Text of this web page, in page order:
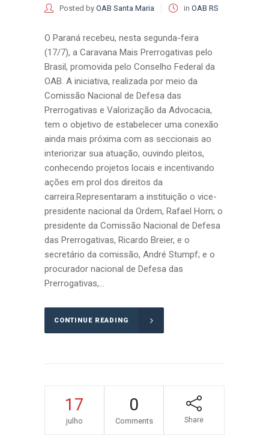
Posted by OAB Santa Maria in OAB RS
O Paraná recebeu, nesta segunda-feira
(17/7), a Caravana Mais Prerrogativas pelo
Brasil, promovida pelo Conselho Federal da
OAB. A iniciativa, realizada por meio da
Comissão Nacional de Defesa das
Prerrogativas e Valorização da Advocacia,
tem o objetivo de estabelecer uma conexão
ainda mais próxima com as seccionais ao
interiorizar sua atuação, ouvindo pleitos,
conhecendo projetos locais e incentivando
ações em prol dos direitos da
carreira.Representaram a instituição o vice-
presidente nacional da Ordem, Rafael Horn; o
presidente da Comissão Nacional de Defesa
das Prerrogativas, Ricardo Breier, e o
secretário da comissão, André Stumpf; e o
procurador nacional de Defesa das
Prerrogativas,...
CONTINUE READING
17
julho
0
Comments Share